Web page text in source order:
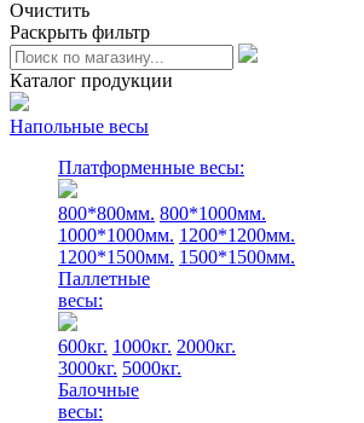
Очистить
Раскрыть фильтр
Каталог продукции
Напольные весы
Платформенные весы:
800*800мм. 800*1000мм.
1000*1000мм. 1200*1200мм.
1200*1500мм. 1500*1500мм.
Паллетные
весы:
600кг. 1000кг. 2000кг.
3000кг. 5000кг.
Балочные
весы: